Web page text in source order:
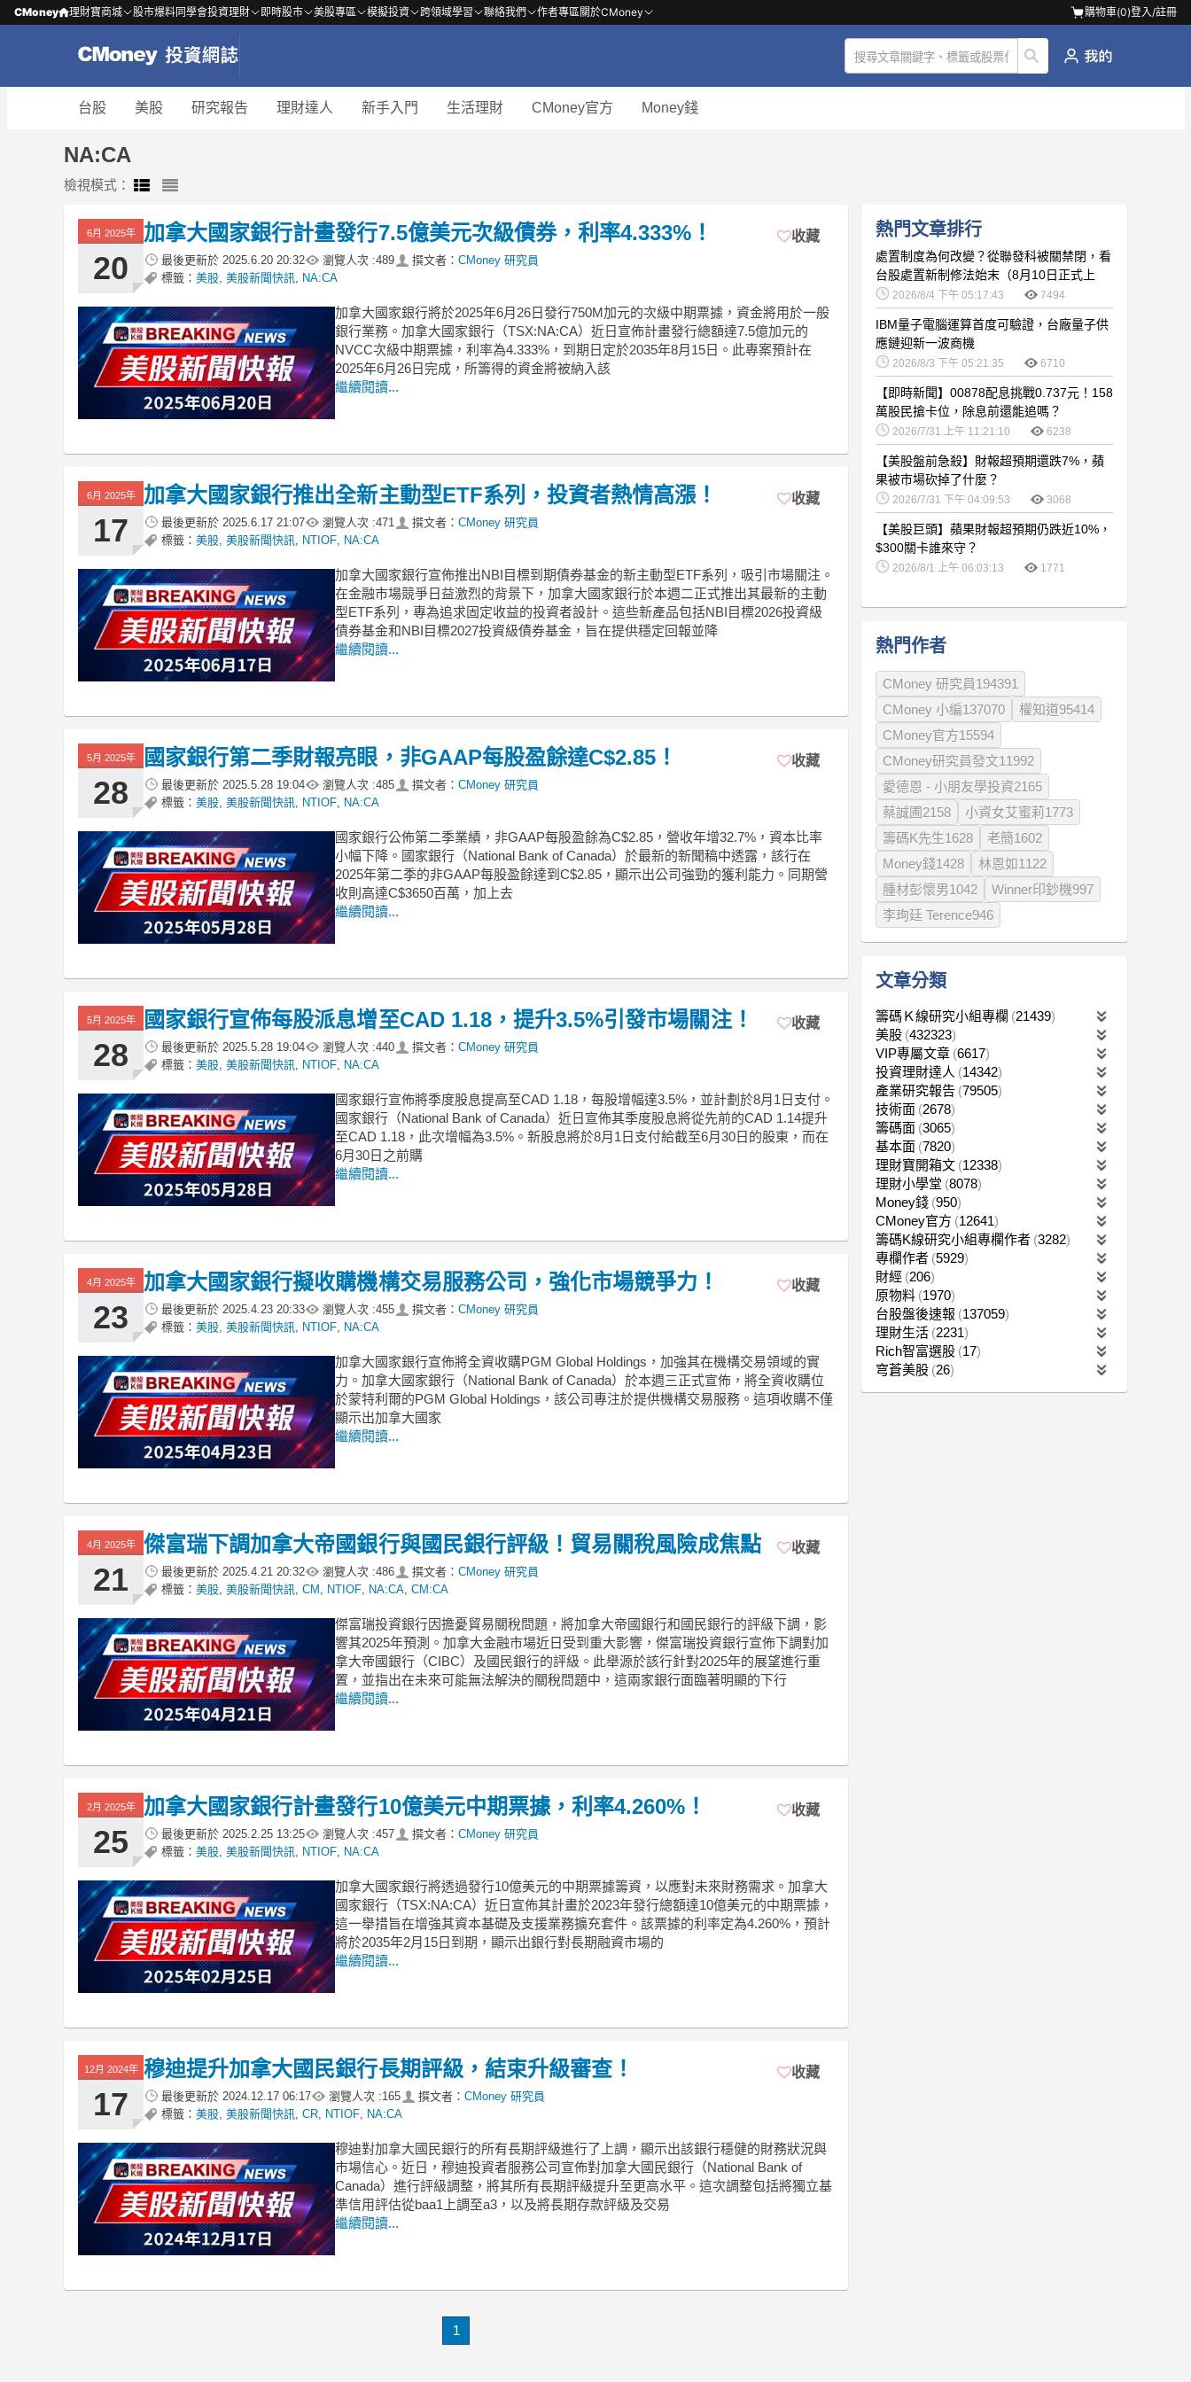
CMoney 理財寶商城 股市爆料同學會投資理財 即時股市 美股專區 模擬投資 跨領域學習 聯絡我們 作者專區關於CMoney 購物車(0)登入/註冊
台股 美股 研究報告 理財達人 新手入門 生活理財 CMoney官方 Money錢
NA:CA
檢視模式：
6月 2025年
20
加拿大國家銀行計畫發行7.5億美元次級債券，利率4.333%！
最後更新於 2025.6.20 20:32 瀏覽人次 :489 撰文者： CMoney 研究員
標籤： 美股 美股新聞快訊 NA:CA
收藏
加拿大國家銀行將於2025年6月26日發行750M加元的次級中期票據，資金將用於一般
銀行業務。加拿大國家銀行（TSX:NA:CA）近日宣佈計畫發行總額達7.5億加元的
NVCC次級中期票據，利率為4.333%，到期日定於2035年8月15日。此專案預計在
2025年6月26日完成，所籌得的資金將被納入該
繼續閱讀...
6月 2025年
17
加拿大國家銀行推出全新主動型ETF系列，投資者熱情高漲！
最後更新於 2025.6.17 21:07 瀏覽人次 :471 撰文者： CMoney 研究員
標籤： 美股 美股新聞快訊 NTIOF NA:CA
收藏
加拿大國家銀行宣佈推出NBI目標到期債券基金的新主動型ETF系列，吸引市場關注。
在金融市場競爭日益激烈的背景下，加拿大國家銀行於本週二正式推出其最新的主動
型ETF系列，專為追求固定收益的投資者設計。這些新產品包括NBI目標2026投資級
債券基金和NBI目標2027投資級債券基金，旨在提供穩定回報並降
繼續閱讀...
5月 2025年
28
國家銀行第二季財報亮眼，非GAAP每股盈餘達C$2.85！
最後更新於 2025.5.28 19:04 瀏覽人次 :485 撰文者： CMoney 研究員
標籤： 美股 美股新聞快訊 NTIOF NA:CA
收藏
國家銀行公佈第二季業績，非GAAP每股盈餘為C$2.85，營收年增32.7%，資本比率
小幅下降。國家銀行（National Bank of Canada）於最新的新聞稿中透露，該行在
2025年第二季的非GAAP每股盈餘達到C$2.85，顯示出公司強勁的獲利能力。同期營
收則高達C$3650百萬，加上去
繼續閱讀...
5月 2025年
28
國家銀行宣佈每股派息增至CAD 1.18，提升3.5%引發市場關注！
最後更新於 2025.5.28 19:04 瀏覽人次 :440 撰文者： CMoney 研究員
標籤： 美股 美股新聞快訊 NTIOF NA:CA
收藏
國家銀行宣佈將季度股息提高至CAD 1.18，每股增幅達3.5%，並計劃於8月1日支付。
國家銀行（National Bank of Canada）近日宣佈其季度股息將從先前的CAD 1.14提升
至CAD 1.18，此次增幅為3.5%。新股息將於8月1日支付給截至6月30日的股東，而在
6月30日之前購
繼續閱讀...
4月 2025年
23
加拿大國家銀行擬收購機構交易服務公司，強化市場競爭力！
最後更新於 2025.4.23 20:33 瀏覽人次 :455 撰文者： CMoney 研究員
標籤： 美股 美股新聞快訊 NTIOF NA:CA
收藏
加拿大國家銀行宣佈將全資收購PGM Global Holdings，加強其在機構交易領域的實
力。加拿大國家銀行（National Bank of Canada）於本週三正式宣佈，將全資收購位
於蒙特利爾的PGM Global Holdings，該公司專注於提供機構交易服務。這項收購不僅
顯示出加拿大國家
繼續閱讀...
4月 2025年
21
傑富瑞下調加拿大帝國銀行與國民銀行評級！貿易關稅風險成焦點
最後更新於 2025.4.21 20:32 瀏覽人次 :486 撰文者： CMoney 研究員
標籤： 美股 美股新聞快訊 CM NTIOF NA:CA CM:CA
收藏
傑富瑞投資銀行因擔憂貿易關稅問題，將加拿大帝國銀行和國民銀行的評級下調，影
響其2025年預測。加拿大金融市場近日受到重大影響，傑富瑞投資銀行宣佈下調對加
拿大帝國銀行（CIBC）及國民銀行的評級。此舉源於該行針對2025年的展望進行重
置，並指出在未來可能無法解決的關稅問題中，這兩家銀行面臨著明顯的下行
繼續閱讀...
2月 2025年
25
加拿大國家銀行計畫發行10億美元中期票據，利率4.260%！
最後更新於 2025.2.25 13:25 瀏覽人次 :457 撰文者： CMoney 研究員
標籤： 美股 美股新聞快訊 NTIOF NA:CA
收藏
加拿大國家銀行將透過發行10億美元的中期票據籌資，以應對未來財務需求。加拿大
國家銀行（TSX:NA:CA）近日宣佈其計畫於2023年發行總額達10億美元的中期票據，
這一舉措旨在增強其資本基礎及支援業務擴充套件。該票據的利率定為4.260%，預計
將於2035年2月15日到期，顯示出銀行對長期融資市場的
繼續閱讀...
12月 2024年
17
穆迪提升加拿大國民銀行長期評級，結束升級審查！
最後更新於 2024.12.17 06:17 瀏覽人次 :165 撰文者： CMoney 研究員
標籤： 美股 美股新聞快訊 CR NTIOF NA:CA
收藏
穆迪對加拿大國民銀行的所有長期評級進行了上調，顯示出該銀行穩健的財務狀況與
市場信心。近日，穆迪投資者服務公司宣佈對加拿大國民銀行（National Bank of
Canada）進行評級調整，將其所有長期評級提升至更高水平。這次調整包括將獨立基
準信用評估從baa1上調至a3，以及將長期存款評級及交易
繼續閱讀...
1
熱門文章排行
處置制度為何改變？從聯發科被關禁閉，看
台股處置新制修法始末（8月10日正式上
路）2026/8/4 下午 05:17:43 7494
IBM量子電腦運算首度可驗證，台廠量子供
應鏈迎新一波商機
2026/8/3 下午 05:21:35 6710
【即時新聞】00878配息挑戰0.737元！158
萬股民搶卡位，除息前還能追嗎？
2026/7/31 上午 11:21:10 6238
【美股盤前急殺】財報超預期還跌7%，蘋
果被市場砍掉了什麼？
2026/7/31 下午 04:09:53 3068
【美股巨頭】蘋果財報超預期仍跌近10%，
$300關卡誰來守？
2026/8/1 上午 06:03:13 1771
熱門作者
CMoney 研究員194391
CMoney 小編137070
權知道95414
CMoney官方15594
CMoney研究員發文11992
愛德恩 - 小朋友學投資2165
蔡誠圃2158
小資女艾蜜莉1773
籌碼K先生1628
老簡1602
Money錢1428
林恩如1122
腫材彭懷男1042
Winner印鈔機997
李珣廷 Terence946
文章分類
籌碼Ｋ線研究小組專欄
21439
美股 432323
VIP專屬文章 6617
投資理財達人
14342
產業研究報告 79505
技術面 2678
籌碼面 3065
基本面 7820
理財寶開箱文 12338
理財小學堂 8078
Money錢 950
CMoney官方 12641
籌碼K線研究小組專欄作者 3282
專欄作者 5929
財經 206
原物料 1970
台股盤後速報 137059
理財生活 2231
Rich智富選股 17
穹蒼美股 26